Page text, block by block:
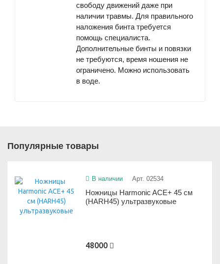
свободу движений даже при
наличии травмы. Для правильного
наложения бинта требуется
помощь специалиста.
Дополнительные бинты и повязки
не требуются, время ношения не
ограничено. Можно использовать
в воде.
Популярные товары
В наличии Арт. 02534
Ножницы Harmonic ACE+ 45 см
(HARH45) ультразвуковые
48000